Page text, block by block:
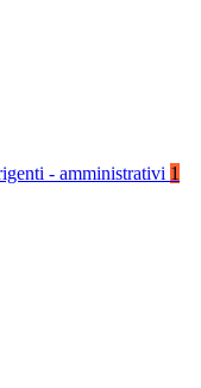
- amministrativi 1